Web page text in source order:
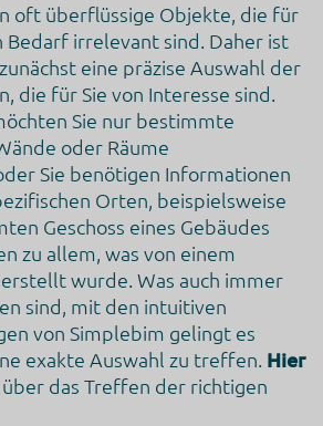
oft überflüssige Objekte, die für
Bedarf irrelevant sind. Daher ist
eine präzise Auswahl der
die für Sie von Interesse sind.
Sie nur bestimmte
oder Räume
Sie benötigen Informationen
Orten, beispielsweise
Geschoss eines Gebäudes
zu allem, was von einem
wurde. Was auch immer
sind, mit den intuitiven
von Simplebim gelingt es
exakte Auswahl zu treffen. Hier
das Treffen der richtigen